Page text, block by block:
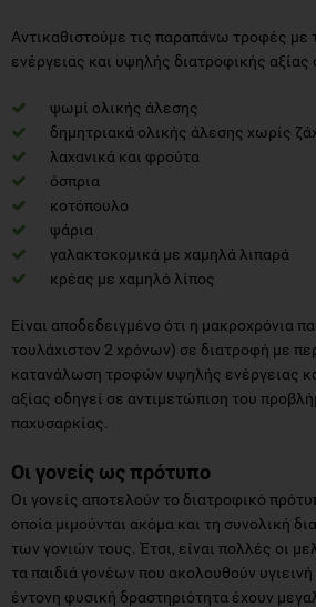
Αντικαθιστούμε τις παραπάνω τροφές με
ενέργειας και υψηλής διατροφικής
ψωμί ολικής άλεσης
δημητριακά ολικής άλεσης χωρίς
λαχανικά και φρούτα
όσπρια
κοτόπουλο
ψάρια
γαλακτοκομικά με χαμηλά λιπαρά
κρέας με χαμηλό λίπος
Είναι αποδεδειγμένο ότι η μακροχρόνια
τουλάχιστον 2 χρόνων) σε διατροφή με
κατανάλωση τροφών υψηλής ενέργειας
αξίας οδηγεί σε αντιμετώπιση του
παχυσαρκίας.
Οι γονείς ως πρότυπο
Οι γονείς αποτελούν το διατροφικό
οποία μιμούνται ακόμα και τη συνολική
των γονιών τους. Έτσι, είναι πολλές οι
τα παιδιά γονέων που ακολουθούν
έντονη φυσική δραστηριότητα έχουν